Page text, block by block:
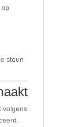
op
steun
volgens